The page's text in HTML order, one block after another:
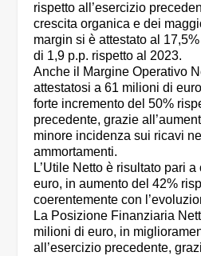
rispetto all’esercizio
crescita organica e dei
margin si è attestato al
di 1,9 p.p. rispetto al 2023.
Anche il Margine Operativo
attestatosi a 61 milioni di
forte incremento del 50%
precedente, grazie
minore incidenza sui ricavi
ammortamenti.
L’Utile Netto è risultato pari
euro, in aumento del 42%
coerentemente con
La Posizione Finanziaria
milioni di euro, in
all’esercizio precedente,